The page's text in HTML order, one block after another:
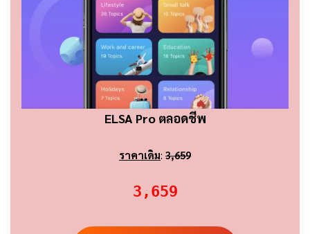
ELSA Pro ตลอดชีพ
ราคาเดิม: 3,659
3,659